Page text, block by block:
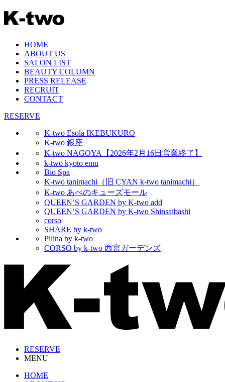
HOME
ABOUT US
SALON LIST
BEAUTY COLUMN
PRESS RELEASE
RECRUIT
CONTACT
RESERVE
K-two Esola IKEBUKURO
K-two 銀座
K-two NAGOYA【2026年2月16日営業終了】
k-two kyoto emu
Bio Spa
K-two tanimachi（旧 CYAN k-two tanimachi）
K-two あべのキューズモール
QUEEN’S GARDEN by K-two add
QUEEN’S GARDEN by K-two Shinsaibashi
corso
SHARE by k-two
Pilina by k-two
CORSO by k-two 西宮ガーデンズ
RESERVE
MENU
HOME